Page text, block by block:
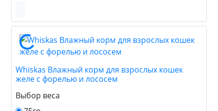
Whiskas Влажный корм для взрослых кошек
желе с форелью и лососем
Выбор веса